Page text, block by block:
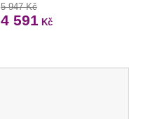
5 947 Kč
4 591 Kč